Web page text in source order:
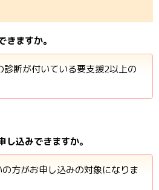
ますか。
断が付いている要支援2以上の
込みできますか。
方がお申し込みの対象になりま